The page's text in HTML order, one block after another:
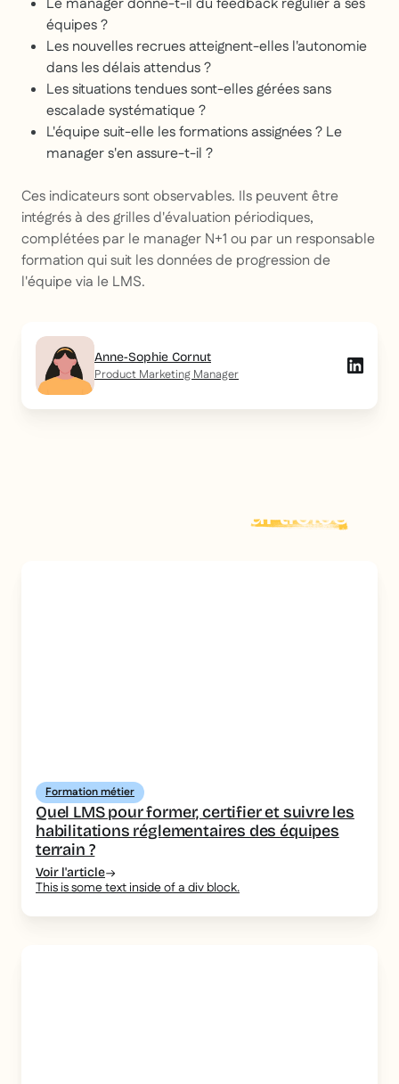
Le manager donne-t-il du feedback régulier à ses
équipes ?
Les nouvelles recrues atteignent-elles l'autonomie
dans les délais attendus ?
Les situations tendues sont-elles gérées sans
escalade systématique ?
L'équipe suit-elle les formations assignées ? Le
manager s'en assure-t-il ?
Ces indicateurs sont observables. Ils peuvent être
intégrés à des grilles d'évaluation périodiques,
complétées par le manager N+1 ou par un responsable
formation qui suit les données de progression de
l'équipe via le LMS.
Anne-Sophie Cornut
Product Marketing Manager
articles
Formation métier
Quel LMS pour former, certifier et suivre les
habilitations réglementaires des équipes
terrain ?
Voir l'article
This is some text inside of a div block.